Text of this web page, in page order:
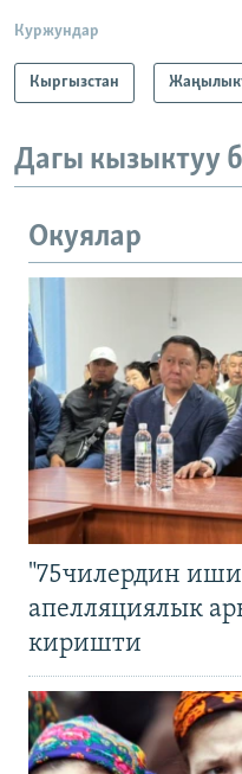
Куржундар
Кыргызстан
Дагы кызыктуу
Окуялар
"75чилердин
апелляциялык
киришти